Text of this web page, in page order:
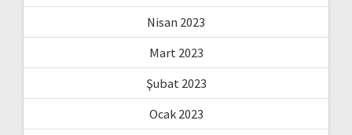
Nisan 2023
Mart 2023
Şubat 2023
Ocak 2023